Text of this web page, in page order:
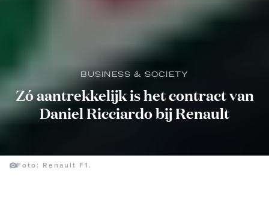
BUSINESS & SOCIETY
Zó aantrekkelijk is het contract van
Daniel Ricciardo bij Renault
Foto: Renault F1.